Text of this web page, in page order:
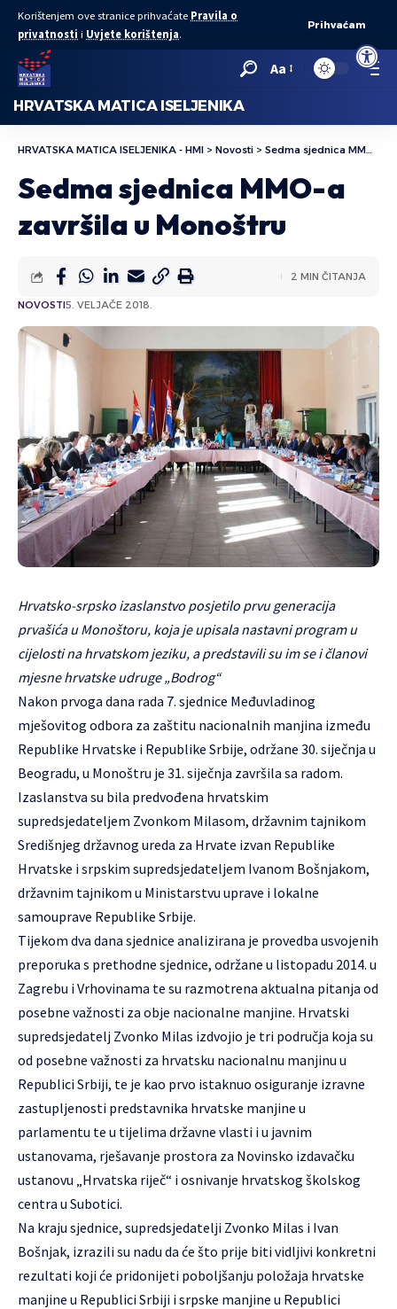
Open
Korištenjem ove stranice prihvaćate Pravila o
privatnosti i Uvjete korištenja.
Prihvaćam
Aa
HRVATSKA MATICA ISELJENIKA
HRVATSKA MATICA ISELJENIKA - HMI > Novosti > Sedma sjednica MMO-a završila u Monoštru
Sedma sjednica MMO-a
završila u Monoštru
NOVOSTI5. VELJAČE 2018.
2 MIN ČITANJA
Hrvatsko-srpsko izaslanstvo posjetilo prvu generacija
prvašića u Monoštoru, koja je upisala nastavni program u
cijelosti na hrvatskom jeziku, a predstavili su im se i članovi
mjesne hrvatske udruge „Bodrog“
Nakon prvoga dana rada 7. sjednice Međuvladinog
mješovitog odbora za zaštitu nacionalnih manjina između
Republike Hrvatske i Republike Srbije, održane 30. siječnja u
Beogradu, u Monoštru je 31. siječnja završila sa radom.
Izaslanstva su bila predvođena hrvatskim
supredsjedateljem Zvonkom Milasom, državnim tajnikom
Središnjeg državnog ureda za Hrvate izvan Republike
Hrvatske i srpskim supredsjedateljem Ivanom Bošnjakom,
državnim tajnikom u Ministarstvu uprave i lokalne
samouprave Republike Srbije.
Tijekom dva dana sjednice analizirana je provedba usvojenih
preporuka s prethodne sjednice, održane u listopadu 2014. u
Zagrebu i Vrhovinama te su razmotrena aktualna pitanja od
posebne važnosti za obje nacionalne manjine. Hrvatski
supredsjedatelj Zvonko Milas izdvojio je tri područja koja su
od posebne važnosti za hrvatsku nacionalnu manjinu u
Republici Srbiji, te je kao prvo istaknuo osiguranje izravne
zastupljenosti predstavnika hrvatske manjine u
parlamentu te u tijelima državne vlasti i u javnim
ustanovama, rješavanje prostora za Novinsko izdavačku
ustanovu „Hrvatska riječ“ i osnivanje hrvatskog školskog
centra u Subotici.
Na kraju sjednice, supredsjedatelji Zvonko Milas i Ivan
Bošnjak, izrazili su nadu da će što prije biti vidljivi konkretni
rezultati koji će pridonijeti poboljšanju položaja hrvatske
manjine u Republici Srbiji i srpske manjine u Republici